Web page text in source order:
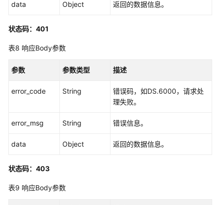
表
理
构
数
据
data Object 返回的数据信息。
状态码：401
表8 响应Body参数
参数 参数类型 描述
error_code String
错误码，如DS.6000，请求处
理失败。
error_msg String 错误信息。
data Object 返回的数据信息。
状态码：403
表9 响应Body参数